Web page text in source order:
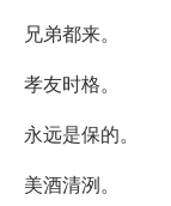
兄弟都来。
孝友时格。
永远是保的。
美酒清洌。